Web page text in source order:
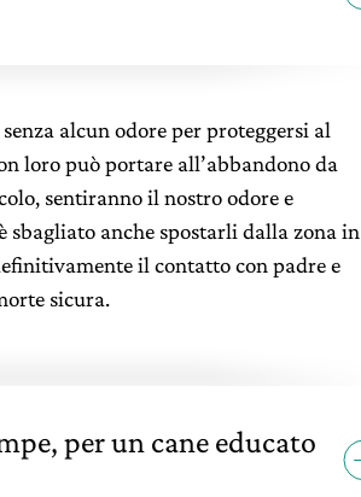
alcun odore per proteggersi al
loro può portare all’abbandono da
sentiranno il nostro odore e
sbagliato anche spostarli dalla zona in
il contatto con padre e
sicura.
per un cane educato